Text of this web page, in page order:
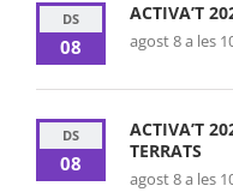
DS
08
ACTIVA’T
agost 8 a les
DS
08
ACTIVA’T
TERRATS
agost 8 a les